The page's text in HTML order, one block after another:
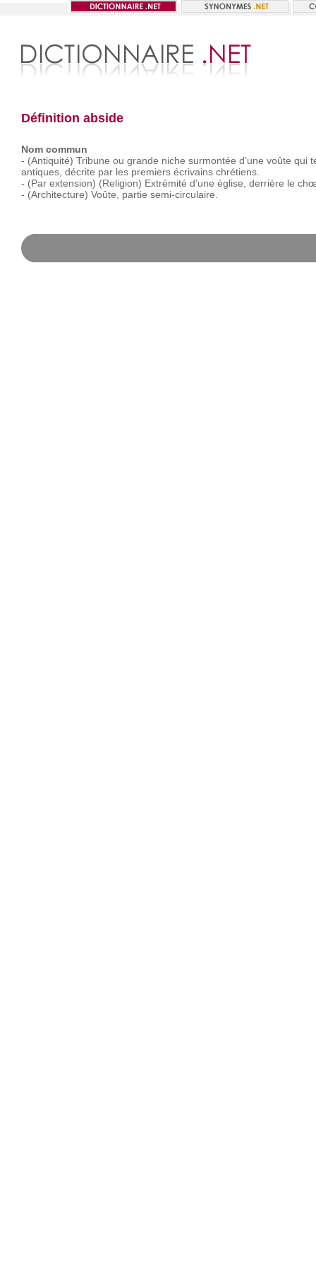
Définition abside
Nom commun
- (Antiquité) Tribune ou grande niche surmontée d’une voûte qui
antiques, décrite par les premiers écrivains chrétiens.
- (Par extension) (Religion) Extrémité d’une église, derrière le
- (Architecture) Voûte, partie semi-circulaire.